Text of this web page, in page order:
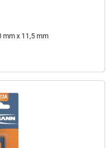
mm x 11,5 mm